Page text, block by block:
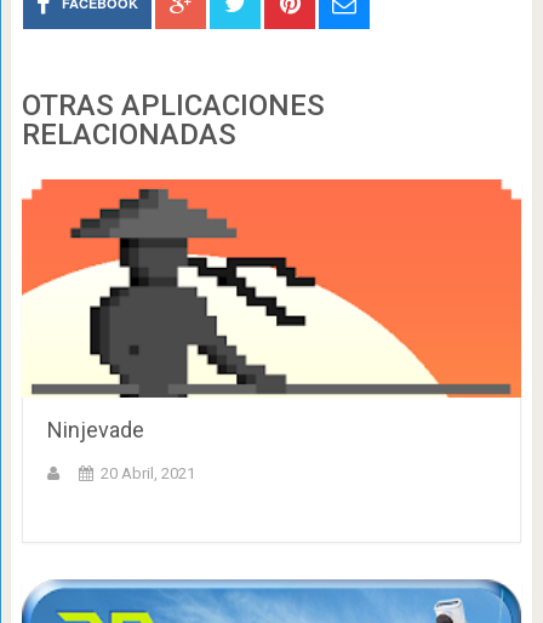
OTRAS APLICACIONES
RELACIONADAS
Ninjevade
20 Abril, 2021